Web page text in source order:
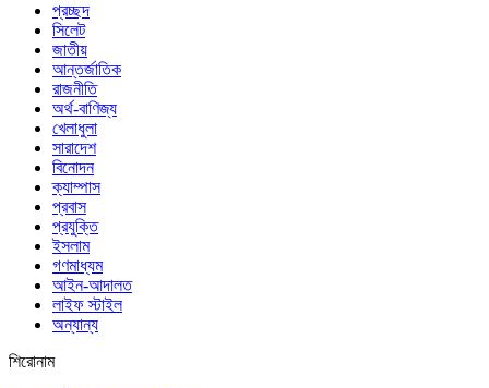
প্রচ্ছদ
সিলেট
জাতীয়
আন্তর্জাতিক
রাজনীতি
অর্থ-বাণিজ্য
খেলাধুলা
সারাদেশ
বিনোদন
ক্যাম্পাস
প্রবাস
প্রযুক্তি
ইসলাম
গণমাধ্যম
আইন-আদালত
লাইফ স্টাইল
অন্যান্য
শিরোনাম